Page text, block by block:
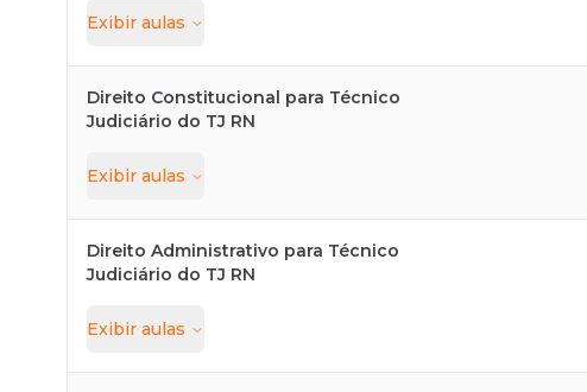
Exibir aulas
Direito Constitucional para Técnico
Judiciário do TJ RN
Exibir aulas
Direito Administrativo para Técnico
Judiciário do TJ RN
Exibir aulas